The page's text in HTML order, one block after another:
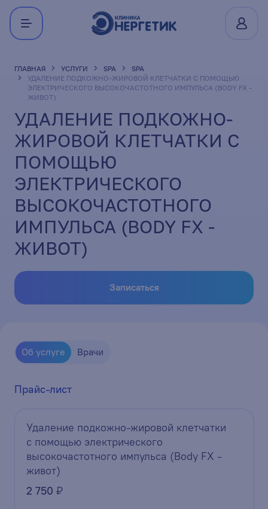
ГЛАВНАЯ УСЛУГИ SPA
SPA
УДАЛЕНИЕ ПОДКОЖНО-ЖИРОВОЙ КЛЕТЧАТКИ С ПОМОЩЬЮ
ЭЛЕКТРИЧЕСКОГО ВЫСОКОЧАСТОТНОГО ИМПУЛЬСА (BODY FX -
ЖИВОТ)
УДАЛЕНИЕ ПОДКОЖНО-
ЖИРОВОЙ КЛЕТЧАТКИ С
ПОМОЩЬЮ
ЭЛЕКТРИЧЕСКОГО
ВЫСОКОЧАСТОТНОГО
ИМПУЛЬСА (BODY FX -
ЖИВОТ)
Записаться
Об услуге Врачи
Прайс-лист
Удаление подкожно-жировой клетчатки
с помощью электрического
высокочастотного импульса (Body FX -
живот)
2 750 ₽